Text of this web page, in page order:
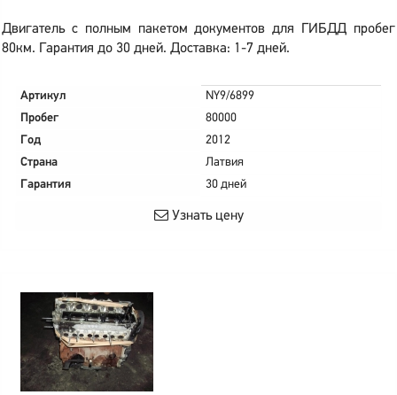
Двигатель с полным пакетом документов для ГИБДД пробег
80км. Гарантия до 30 дней. Доставка: 1-7 дней.
Артикул
NY9/6899
Пробег
80000
Год
2012
Страна
Латвия
Гарантия
30 дней
Узнать цену